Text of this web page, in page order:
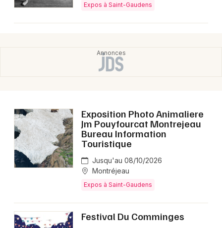
Expos à Saint-Gaudens
Exposition Photo Animaliere
Jm Pouyfourcat Montrejeau
Bureau Information
Touristique
Jusqu'au 08/10/2026
Montréjeau
Expos à Saint-Gaudens
Festival Du Comminges